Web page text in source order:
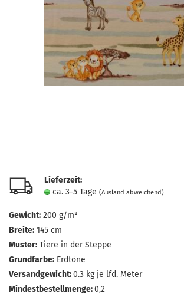
Lieferzeit:
ca. 3-5 Tage (Ausland abweichend)
Gewicht: 200 g/m²
Breite: 145 cm
Muster: Tiere in der Steppe
Grundfarbe: Erdtöne
Versandgewicht:0.3 kg je lfd. Meter
Mindestbestellmenge:0,2